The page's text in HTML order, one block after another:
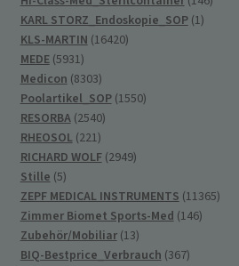
KARL STORZ_Endoskopie_SOP 11
KLS-MARTIN 1642016420
MEDE 59315931
Produkte
Medicon 83038303
Produkte
Poolartikel_SOP 15501550
RESORBA 25402540
RHEOSOL 221221
Produkte
RICHARD WOLF 29492949
Stille 55
Produkte
ZEPF MEDICAL INSTRUMENTS 1136511365
Zimmer Biomet Sports-Med 146146
Zubehör/Mobiliar 1313
Produkte
BIQ-Bestprice_Verbrauch 367367